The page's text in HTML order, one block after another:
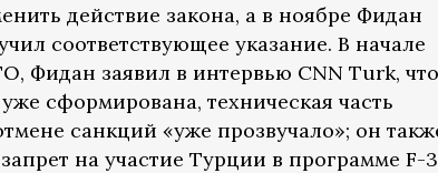
действие закона, а в ноябре Фидан
соответствующее указание. В начале
Фидан заявил в интервью CNN Turk, что
сформирована, техническая часть
санкций «уже прозвучало»; он
на участие Турции в программе F-